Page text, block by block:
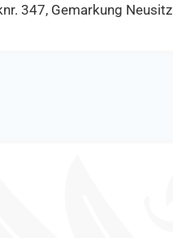
347, Gemarkung Neusitz